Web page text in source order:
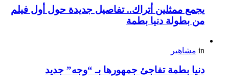
يجمع ممثلين أتراك.. تفاصيل جديدة حول أول فيلم
من بطولة دنيا بطمة
in مشاهير
دنيا بطمة تفاجئ جمهورها بـ “وجه” جديد